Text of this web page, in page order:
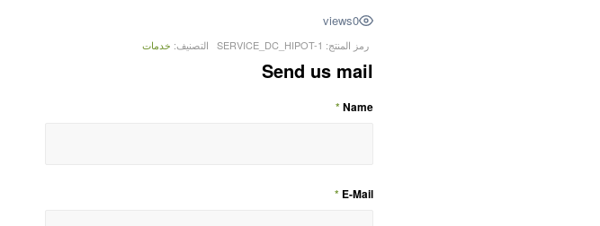
0
views
رمز المنتج: SERVICE_DC_HIPOT-1 التصنيف: خدمات
Send us mail
Name
*
E-Mail
*